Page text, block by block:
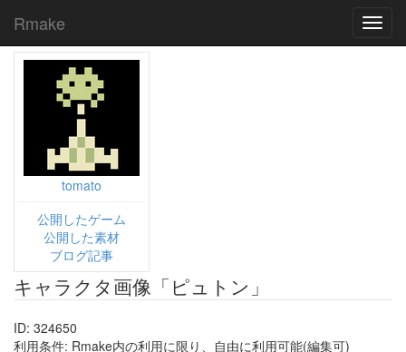
Rmake
tomato
公開したゲーム
公開した素材
ブログ記事
キャラクタ画像「ピュトン」
ID: 324650
利用条件: Rmake内の利用に限り、自由に利用可能(編集可)